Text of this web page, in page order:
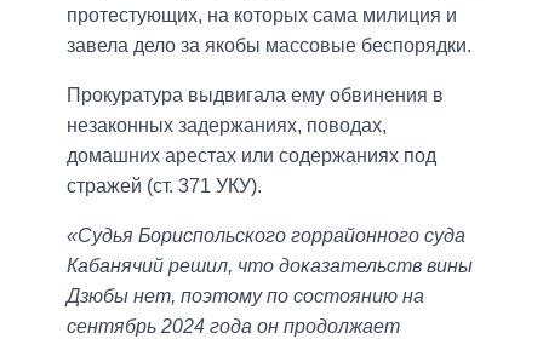
протестующих, на которых сама милиция и
завела дело за якобы массовые беспорядки.
Прокуратура выдвигала ему обвинения в
незаконных задержаниях, поводах,
домашних арестах или содержаниях под
стражей (ст. 371 УКУ).
«Судья Бориспольского горрайонного суда
Кабанячий решил, что доказательств вины
Дзюбы нет, поэтому по состоянию на
сентябрь 2024 года он продолжает